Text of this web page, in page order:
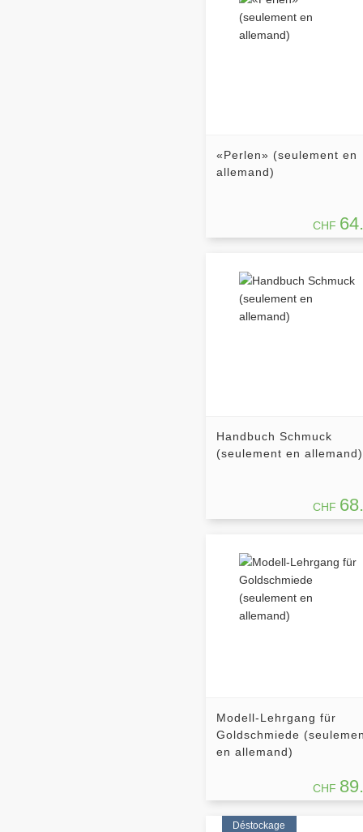
«Perlen» (seulement en
allemand)
CHF
Handbuch Schmuck
(seulement en allemand)
CHF
Modell-Lehrgang für
Goldschmiede
en allemand)
CHF
Déstockage